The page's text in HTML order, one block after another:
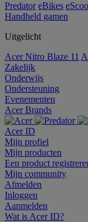
Predator eBikes
Handheld gamen
Uitgelicht
Acer Nitro Blaze 11
Zakelijk
Onderwijs
Ondersteuning
Evenementen
Acer Brands
Acer ID
Mijn profiel
Mijn producten
Een product
Mijn community
Afmelden
Inloggen
Aanmelden
Wat is Acer ID?